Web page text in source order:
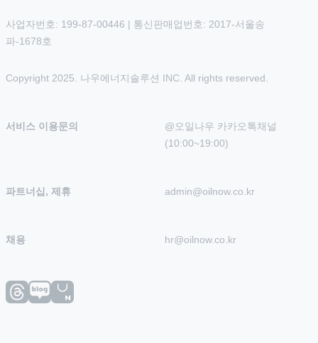
사업자번호: 199-87-00446 | 통신판매업번호: 2017-서울송
파-1678호
Copyright 2025. 나우에너지솔루션 INC. All rights reserved.
서비스 이용문의
@오일나우 카카오톡채널
(10:00~19:00)
파트너십, 제휴 admin@oilnow.co.kr
채용 hr@oilnow.co.kr